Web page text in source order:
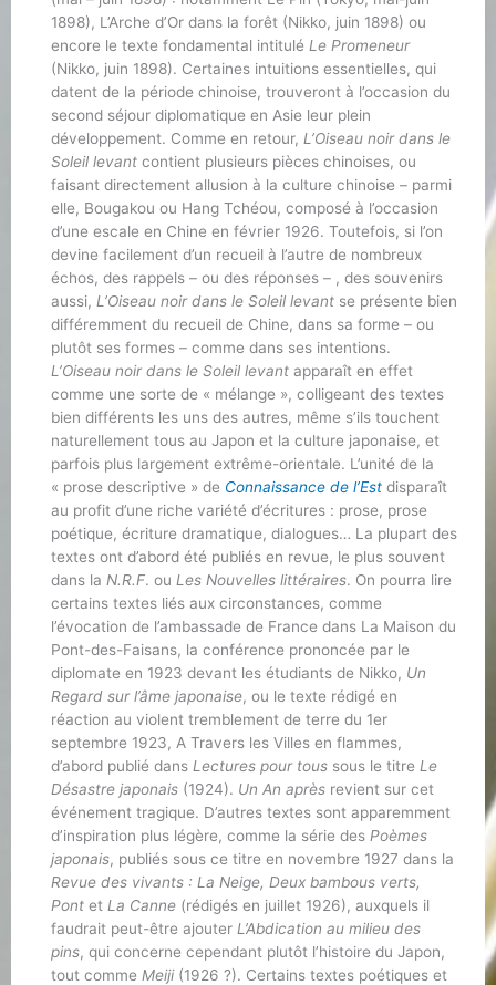
1898), L’Arche d’Or dans la forêt (Nikko, juin 1898) ou
encore le texte fondamental intitulé Le Promeneur
(Nikko, juin 1898). Certaines intuitions essentielles, qui
datent de la période chinoise, trouveront à l’occasion du
second séjour diplomatique en Asie leur plein
développement. Comme en retour, L’Oiseau noir dans le
Soleil levantcontient plusieurs pièces chinoises, ou
faisant directement allusion à la culture chinoise – parmi
elle, Bougakou ou Hang Tchéou, composé à l’occasion
d’une escale en Chine en février 1926. Toutefois, si l’on
devine facilement d’un recueil à l’autre de nombreux
échos, des rappels – ou des réponses – , des souvenirs
aussi, L’Oiseau noir dans le Soleil levantse présente bien
différemment du recueil de Chine, dans sa forme – ou
plutôt ses formes – comme dans ses intentions.
L’Oiseau noir dans le Soleil levantapparaît en effet
comme une sorte de « mélange », colligeant des textes
bien différents les uns des autres, même s’ils touchent
naturellement tous au Japon et la culture japonaise, et
parfois plus largement extrême-orientale. L’unité de la
« prose descriptive » de Connaissance de l’Estdisparaît
au profit d’une riche variété d’écritures : prose, prose
poétique, écriture dramatique, dialogues… La plupart des
textes ont d’abord été publiés en revue, le plus souvent
dans la N.R.F. ou Les Nouvelles littéraires. On pourra lire
certains textes liés aux circonstances, comme
l’évocation de l’ambassade de France dans La Maison du
Pont-des-Faisans, la conférence prononcée par le
diplomate en 1923 devant les étudiants de Nikko, Un
Regard sur l’âme japonaise, ou le texte rédigé en
réaction au violent tremblement de terre du 1er
septembre 1923, A Travers les Villes en flammes,
d’abord publié dans Lectures pour toussous le titre Le
Désastre japonais (1924). Un An aprèsrevient sur cet
événement tragique. D’autres textes sont apparemment
d’inspiration plus légère, comme la série des Poèmes
japonais, publiés sous ce titre en novembre 1927 dans la
Revue des vivants : La Neige, Deux bambous verts,
Pont et La Canne(rédigés en juillet 1926), auxquels il
faudrait peut-être ajouter L’Abdication au milieu des
pins, qui concerne cependant plutôt l’histoire du Japon,
tout comme Meiji(1926 ?). Certains textes poétiques et